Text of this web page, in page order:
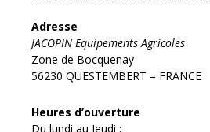
Adresse
JACOPIN Equipements Agricoles
Zone de Bocquenay
56230 QUESTEMBERT – FRANCE
Heures d’ouverture
Du lundi au Jeudi :